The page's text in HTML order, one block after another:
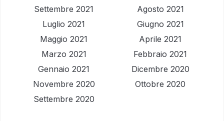
Settembre 2021
Agosto 2021
Luglio 2021
Giugno 2021
Maggio 2021
Aprile 2021
Marzo 2021
Febbraio 2021
Gennaio 2021
Dicembre 2020
Novembre 2020
Ottobre 2020
Settembre 2020